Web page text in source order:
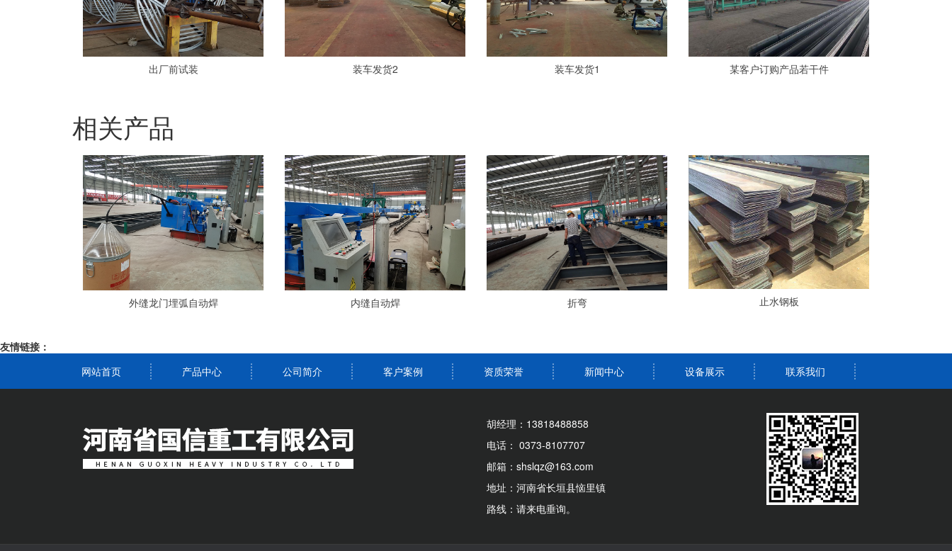
出厂前试装 装车发货2 装车发货1 某客户订购产品若干件
相关产品
外缝龙门埋弧自动焊 内缝自动焊 折弯 止水钢板
友情链接：
网站首页
产品中心 公司简介 客户案例 资质荣誉 新闻中心 设备展示 联系我们
胡经理：13818488858
电话： 0373-8107707
邮箱：shslqz@163.com
地址：河南省长垣县恼里镇
路线：请来电垂询。